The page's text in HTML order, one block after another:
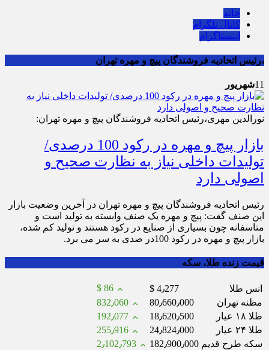
خانه
کانال تلگرام
اینستاگرام
،رئیس اتحادیه فروشندگان پیچ و مهره تهران
11شهریور
نورالدین مهری،رئیس اتحادیه فروشندگان پیچ و مهره تهران:
بازار پیچ و مهره در رکود 100 درصدی/
تولیدات داخلی نیاز به نظارت صحیح و
اصولی دارد
رئیس اتحادیه فروشندگان پیچ و مهره تهران در آخرین وضعیت بازار
این صنف گفت: پیچ و مهره یک صنف وابسته به تولید است و
متاسفانه چون بسیاری از صنایع در رکود هستند و تولید کم شده،
بازار پیچ و مهره در رکود 100در صدی به سر می برد.
قیمت زنده طلا، سکه
انس طلا $ 4٫277
$ 86
مظنه تهران
80٫660٫000
832٫060
طلا ۱۸ عیار
18٫620٫500
192٫077
طلا ۲۴ عیار
24٫824٫000
255٫916
سکه طرح قدیم 182٫900٫000
2٫102٫793